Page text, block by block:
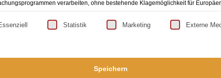
verarbeiten, ohne bestehende Klagemöglichkeit für
eine Liste der Service-Gruppen, für die eine
Statistik Marketing Externe
Speichern